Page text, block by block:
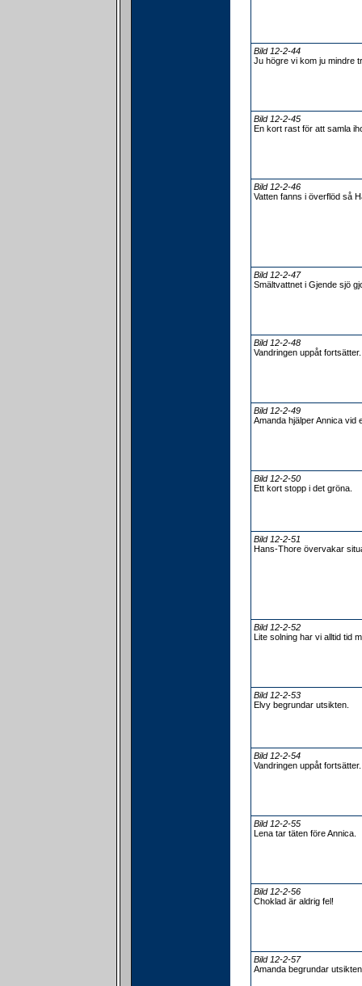
Bild 12-2-44
Ju högre vi kom ju mindre
Bild 12-2-45
En kort rast för att samla
Bild 12-2-46
Vatten fanns i överflöd så
Bild 12-2-47
Smältvattnet i Gjende sjö
Bild 12-2-48
Vandringen uppåt fortsätter.
Bild 12-2-49
Amanda hjälper Annica vid
Bild 12-2-50
Ett kort stopp i det gröna.
Bild 12-2-51
Hans-Thore övervakar
Bild 12-2-52
Lite solning har vi alltid tid
Bild 12-2-53
Elvy begrundar utsikten.
Bild 12-2-54
Vandringen uppåt fortsätter.
Bild 12-2-55
Lena tar täten före Annica.
Bild 12-2-56
Choklad är aldrig fel!
Bild 12-2-57
Amanda begrundar